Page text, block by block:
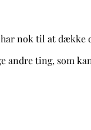
nok til at dække
andre ting, som